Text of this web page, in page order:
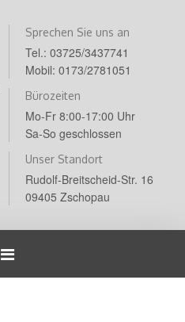
Sprechen Sie uns an
Tel.: 03725/3437741
Mobil: 0173/2781051
Bürozeiten
Mo-Fr 8:00-17:00 Uhr
Sa-So geschlossen
Unser Standort
Rudolf-Breitscheid-Str. 16
09405 Zschopau
Navigation